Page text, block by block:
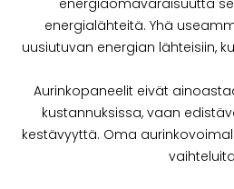
energialähteitä. Yhä
uusiutuvan energian lähteisiin,
Aurinkopaneelit eivät
kustannuksissa, vaan
kestävyyttä. Oma